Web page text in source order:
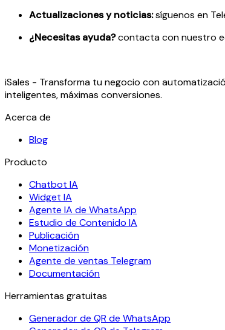
Actualizaciones y noticias:síguenos en
¿Necesitas ayuda?contacta con nuestro
iSales - Transforma tu negocio con
inteligentes, máximas conversiones.
Acerca de
Blog
Producto
Chatbot IA
Widget IA
Agente IA de WhatsApp
Estudio de Contenido IA
Publicación
Monetización
Agente de ventas Telegram
Documentación
Herramientas gratuitas
Generador de QR de WhatsApp